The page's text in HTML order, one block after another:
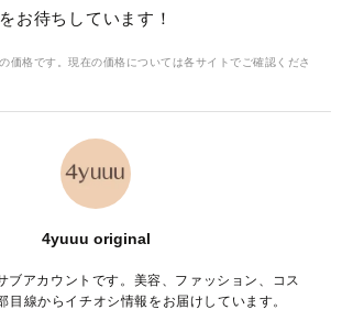
お待ちしています！
価格です。現在の価格については各サイトでご確認くださ
4yuuu original
ブアカウントです。美容、ファッション、コス
目線からイチオシ情報をお届けしています。